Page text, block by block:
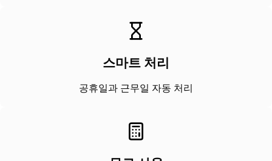
스마트 처리
공휴일과 근무일 자동 처리